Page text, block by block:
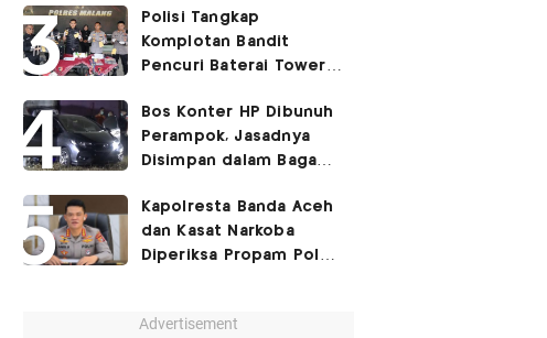
Polisi Tangkap
Komplotan Bandit
Pencuri Baterai Tower,
Juta
Bos Konter HP Dibunuh
Perampok, Jasadnya
Disimpan dalam Bagasi
Kapolresta Banda Aceh
dan Kasat Narkoba
Diperiksa Propam Polri,
Advertisement